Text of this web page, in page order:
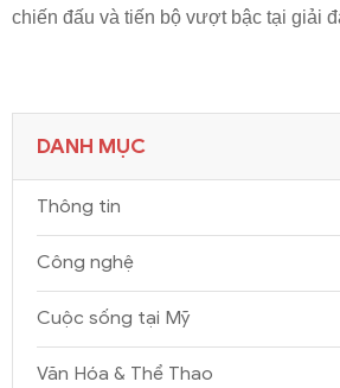
chiến đấu và tiến bộ vượt bậc tại giải
DANH MỤC
Thông tin
Công nghệ
Cuộc sống tại Mỹ
Văn Hóa & Thể Thao